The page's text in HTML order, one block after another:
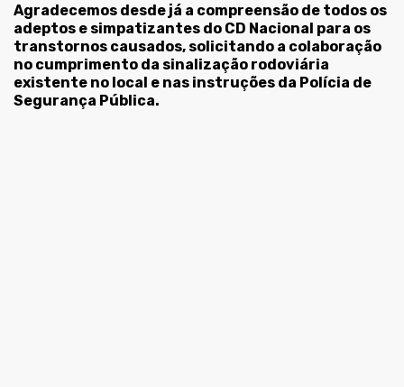
Agradecemos desde já a compreensão de todos os
adeptos e simpatizantes do CD Nacional para os
transtornos causados, solicitando a colaboração
no cumprimento da sinalização rodoviária
existente no local e nas instruções da Polícia de
Segurança Pública.